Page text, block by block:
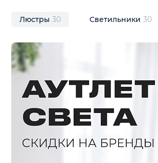
Люстры 30 Светильники 30